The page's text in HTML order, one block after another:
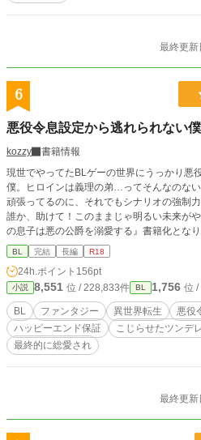
ています。 作品の内容
の採否は作者本人が判
は通常投稿作品であり、
加・出版申請は予定して
最終更
6
悪役令息設定から逃れられない
kozzy
書籍情報
現世でやってたBLゲーの世界にうっかり悪
僕。ヒロインは義理の弟…ってそんなのな
頑張ってるのに、それでもシナリオの強制
誰か、助けて！このままじゃ明るい未来がやってこない！
の息子は悪の公爵を溺愛する』書籍化とな
っても嬉しいです(｡>ㅅ<)✩⡱
BL 完結 長編 R18
24h.ポイント 156pt
小説 8,551 位 / 228,833件 BL 1,756 位
BL ファンタジー 異世界転生 悪役
ハッピーエンド保証
こじらせたツンデ
最終的に総愛され
最終更